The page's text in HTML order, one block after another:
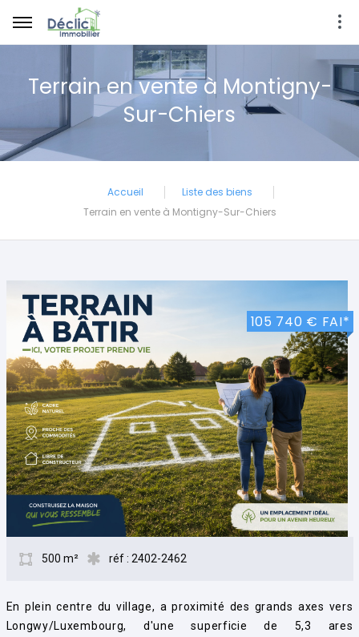
Terrain en vente à Montigny-
Sur-Chiers
Accueil
Liste des biens
Terrain en vente à Montigny-Sur-Chiers
105 740 € FAI*
500 m² réf : 2402-2462
En plein centre du village, a proximité des grands axes vers
Longwy/Luxembourg, d'une superficie de 5,3 ares